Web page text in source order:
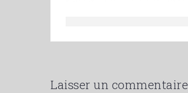
Laisser un commentaire